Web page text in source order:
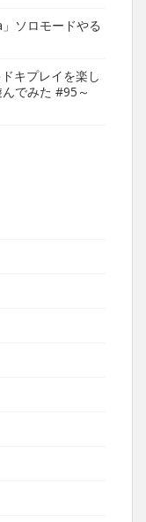
ソロモードやる
キプレイを楽し
でみた #95～